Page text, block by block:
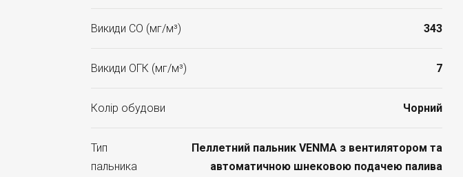
Викиди CO (мг/м³) 343
Викиди ОГК (мг/м³) 7
Колір обудови Чорний
Тип
пальника
Пеллетний пальник VENMA з вентилятором та
автоматичною шнековою подачею палива